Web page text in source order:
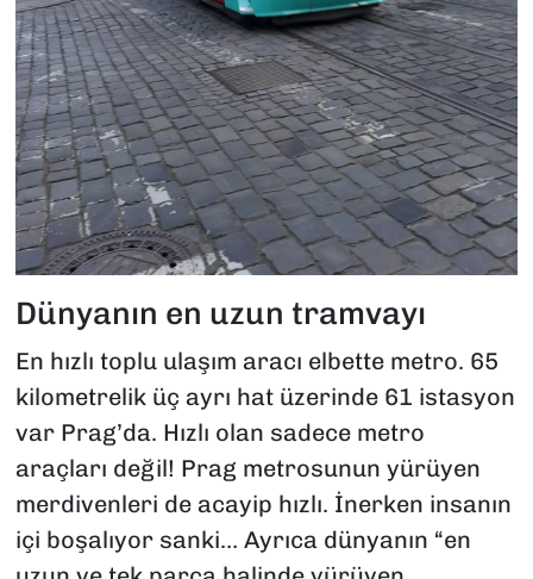
Dünyanın en uzun tramvayı
En hızlı toplu ulaşım aracı elbette metro. 65
kilometrelik üç ayrı hat üzerinde 61 istasyon
var Prag’da. Hızlı olan sadece metro
araçları değil! Prag metrosunun yürüyen
merdivenleri de acayip hızlı. İnerken insanın
içi boşalıyor sanki… Ayrıca dünyanın “en